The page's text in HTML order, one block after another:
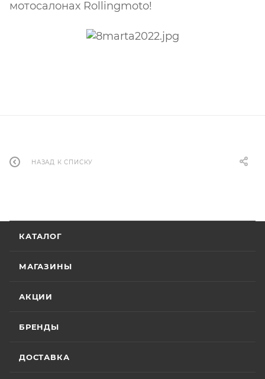
мотосалонах Rollingmoto!
НАЗАД К СПИСКУ
КАТАЛОГ
МАГАЗИНЫ
АКЦИИ
БРЕНДЫ
ДОСТАВКА